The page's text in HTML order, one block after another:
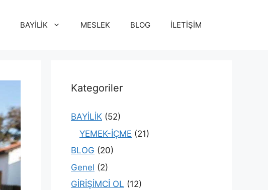
BAYİLİK MESLEK BLOG İLETİŞİM
Kategoriler
BAYİLİK (52)
YEMEK-İÇME (21)
BLOG (20)
Genel (2)
GİRİŞİMCİ OL (12)